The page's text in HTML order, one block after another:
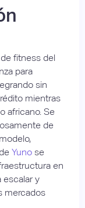
fitness del
para
sin
mientras
africano. Se
de
Yuno se
en
escalar y
mercados